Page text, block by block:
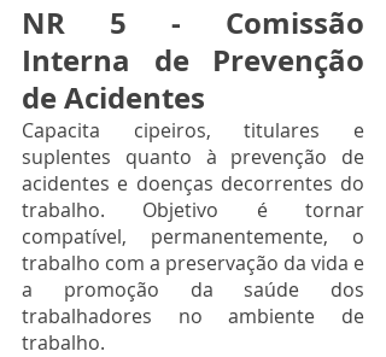
NR 5 - Comissão
Interna de Prevenção
de Acidentes
Capacita cipeiros, titulares e
suplentes quanto à prevenção de
acidentes e doenças decorrentes do
trabalho. Objetivo é tornar
compatível, permanentemente, o
trabalho com a preservação da vida e
a promoção da saúde dos
trabalhadores no ambiente de
trabalho.